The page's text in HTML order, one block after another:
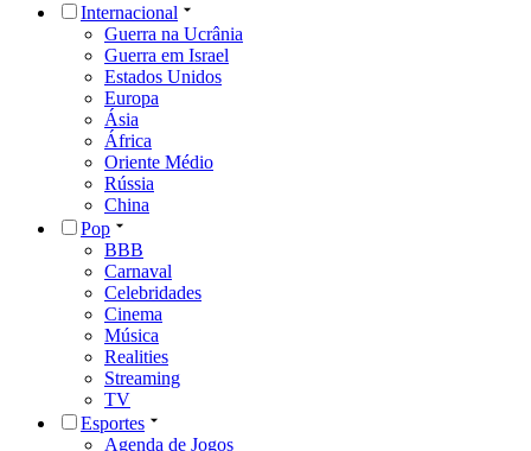
Internacional
Guerra na Ucrânia
Guerra em Israel
Estados Unidos
Europa
Ásia
África
Oriente Médio
Rússia
China
Pop
BBB
Carnaval
Celebridades
Cinema
Música
Realities
Streaming
TV
Esportes
Agenda de Jogos